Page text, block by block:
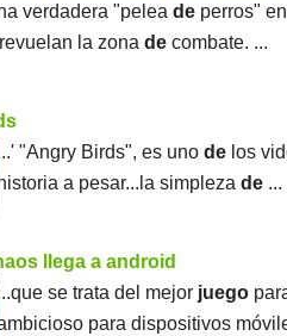
verdadera "peleade perros"
la zonade combate. ...
"Angry Birds", es unode los
historia a pesar...la simplezade ...
llega a android
se trata del mejor juego
para dispositivos